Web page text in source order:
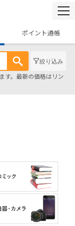
ポイント通帳
絞り込み
す。最新の価格はリン